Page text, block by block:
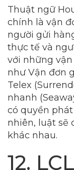
Thuật ngữ
chính là vận
người gửi
thực tế và
với những
như Vận đơn
Telex
nhanh
có quyền
nhiên, luật sẽ
khác nhau.
12. LCL